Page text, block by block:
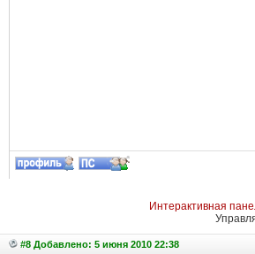
Интерактивная
#8 Добавлено: 5 июня 2010 22:38